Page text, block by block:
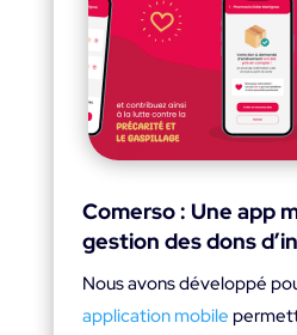
Comerso : Une app
gestion des dons
Nous avons développé
application mobile